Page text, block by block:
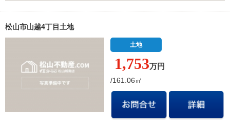
松山市山越4丁目土地
土地
1,753万円
/161.06㎡